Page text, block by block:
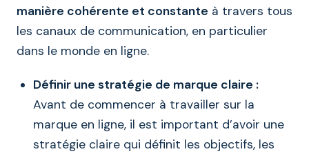
manière cohérente et constante à travers tous
les canaux de communication, en particulier
dans le monde en ligne.
Définir une stratégie de marque claire :
Avant de commencer à travailler sur la
marque en ligne, il est important d’avoir une
stratégie claire qui définit les objectifs, les